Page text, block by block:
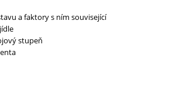
a faktory s ním související
stupeň